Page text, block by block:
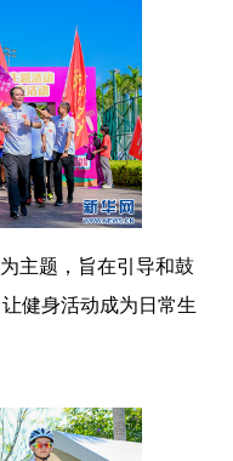
会展
悦读
亚太网
天津
广西
主题，旨在引导和鼓
健身活动成为日常生